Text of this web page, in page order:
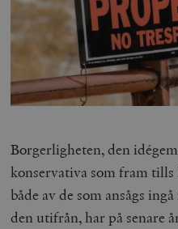
Borgerligheten, den
konservativa som fram
både av de som ansågs
den utifrån, har på senare